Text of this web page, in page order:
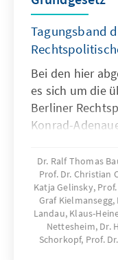
Tagungsband
Bei den hier
es sich um die
Berliner
Konrad-
Dr. Ralf Thomas
Prof. Dr. Christian
Katja Gelinsky,
Graf
Landau, Klaus-
Nettesheim, Dr.
Schorkopf, Prof.